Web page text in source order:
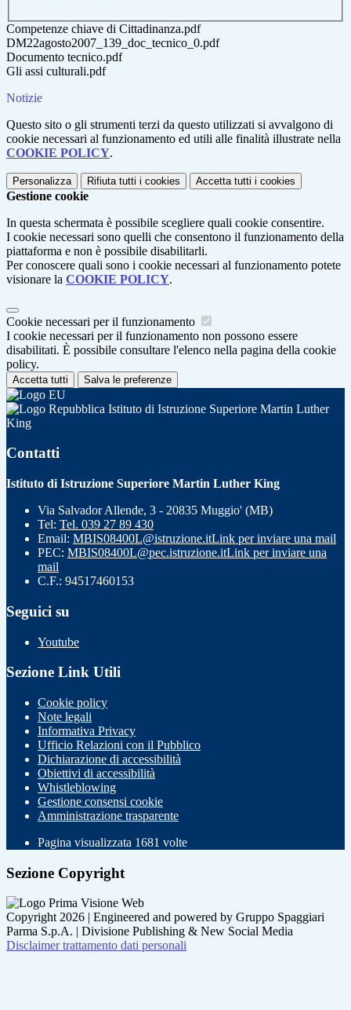
Competenze chiave di Cittadinanza.pdf
DM22agosto2007_139_doc_tecnico_0.pdf
Documento tecnico.pdf
Gli assi culturali.pdf
Notizie
Questo sito o gli strumenti terzi da questo utilizzati si avvalgono di
cookie necessari al funzionamento ed utili alle finalità illustrate nella
COOKIE POLICY.
Personalizza Rifiuta tutti i cookies Accetta tutti i cookies
Gestione cookie
In questa schermata è possibile scegliere quali cookie consentire.
I cookie necessari sono quelli che consentono il funzionamento della
piattaforma e non è possibile disabilitarli.
Per conoscere quali sono i cookie necessari al funzionamento potete
visionare la COOKIE POLICY.
Cookie necessari per il funzionamento
I cookie necessari per il funzionamento non possono essere
disabilitati. È possibile consultare l'elenco nella pagina della cookie
policy.
Accetta tutti Salva le preferenze
Istituto di Istruzione Superiore Martin Luther
King
Contatti
Istituto di Istruzione Superiore Martin Luther King
Via Salvador Allende, 3 - 20835 Muggio' (MB)
Tel: Tel. 039 27 89 430
Email: MBIS08400L@istruzione.itLink per inviare una mail
PEC: MBIS08400L@pec.istruzione.itLink per inviare una
mail
C.F.: 94517460153
Seguici su
Youtube
Sezione Link Utili
Cookie policy
Note legali
Informativa Privacy
Ufficio Relazioni con il Pubblico
Dichiarazione di accessibilità
Obiettivi di accessibilità
Whistleblowing
Gestione consensi cookie
Amministrazione trasparente
Pagina visualizzata 1681 volte
Sezione Copyright
Copyright 2026 | Engineered and powered by Gruppo Spaggiari
Parma S.p.A. | Divisione Publishing & New Social Media
Disclaimer trattamento dati personali